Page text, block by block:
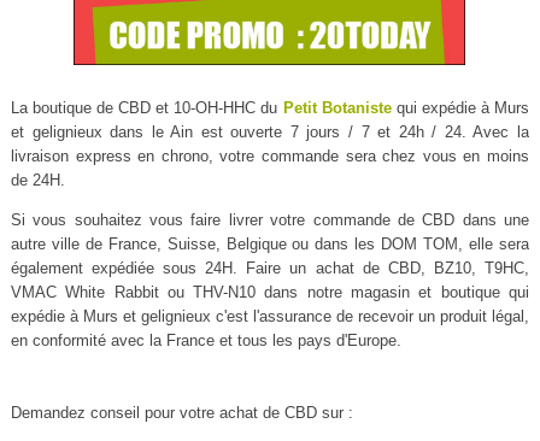
La boutique de CBD et 10-OH-HHC du Petit Botanistequi expédie à Murs
et gelignieux dans le Ain est ouverte 7 jours / 7 et 24h / 24. Avec la
livraison express en chrono, votre commande sera chez vous en moins
de 24H.
Si vous souhaitez vous faire livrer votre commande de CBD dans une
autre ville de France, Suisse, Belgique ou dans les DOM TOM, elle sera
également expédiée sous 24H. Faire un achat de CBD, BZ10, T9HC,
VMAC White Rabbit ou THV-N10 dans notre magasin et boutique qui
expédie à Murs et gelignieux c'est l'assurance de recevoir un produit légal,
en conformité avec la France et tous les pays d'Europe.
Demandez conseil pour votre achat de CBD sur :